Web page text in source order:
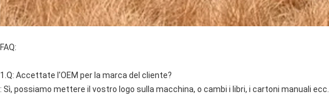
FAQ:
1.Q: Accettate l'OEM per la marca del cliente?
: Sì, possiamo mettere il vostro logo sulla macchina, o cambi i libri, i cartoni manuali ecc.